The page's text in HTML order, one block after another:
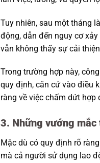
Tuy nhiên, sau một tháng
động, dẫn đến nguy cơ
vẫn không thấy sự cải
Trong trường hợp này,
quy định, căn cứ vào điều
ràng về việc chấm dứt
3. Những vướng mắc
Mặc dù có quy định rõ
mà cả người sử dụng lao